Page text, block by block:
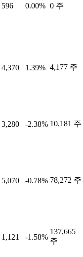
596 0.00% 0 주
4,370 1.39% 4,177 주
3,280 -2.38% 10,181 주
5,070 -0.78% 78,272 주
1,121 -1.58%
137,665
주